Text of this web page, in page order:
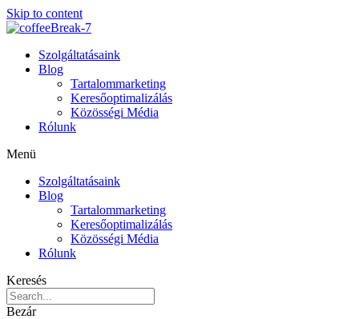
Skip to content
Szolgáltatásaink
Blog
Tartalommarketing
Keresőoptimalizálás
Közösségi Média
Rólunk
Menü
Szolgáltatásaink
Blog
Tartalommarketing
Keresőoptimalizálás
Közösségi Média
Rólunk
Keresés
Bezár